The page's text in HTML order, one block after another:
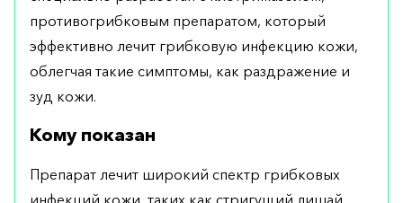
противогрибковым препаратом, который
эффективно лечит грибковую инфекцию кожи,
облегчая такие симптомы, как раздражение и
зуд кожи.
Кому показан
Препарат лечит широкий спектр грибковых
инфекций кожи, таких как стригущий лишай,